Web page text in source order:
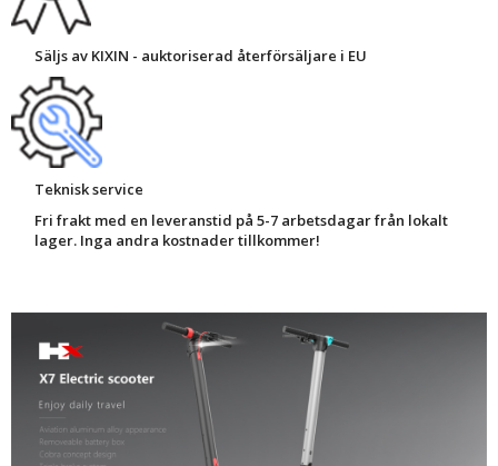
Säljs av KIXIN - auktoriserad återförsäljare i EU
Teknisk service
Fri frakt med en leveranstid på 5-7 arbetsdagar från lokalt
lager. Inga andra kostnader tillkommer!